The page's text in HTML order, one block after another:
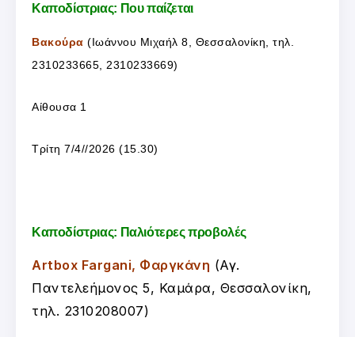
Καποδίστριας: Που παίζεται
Βακούρα (Ιωάννου Μιχαήλ 8, Θεσσαλονίκη, τηλ.
2310233665, 2310233669)
Αίθουσα 1
Τρίτη 7/4//2026 (15.30)
Καποδίστριας: Παλιότερες προβολές
Artbox Fargani, Φαργκάνη (Αγ.
Παντελεήμονος 5, Καμάρα, Θεσσαλονίκη,
τηλ. 2310208007)